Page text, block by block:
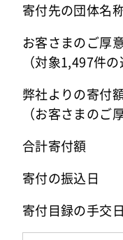
寄付先の団体名
お客さまのご厚
（対象1,497件
弊社よりの寄付
（お客さまのご
合計寄付額
寄付の振込日
寄付目録の手交日